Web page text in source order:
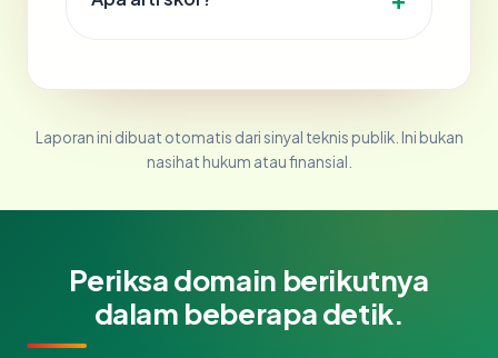
Laporan ini dibuat otomatis dari sinyal teknis publik. Ini bukan
nasihat hukum atau finansial.
Periksa domain berikutnya
dalam beberapa detik.